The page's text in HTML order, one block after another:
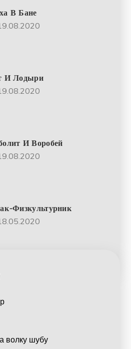
В Бане
И Лодыри
И Воробей
Физкультурник
волку шубу